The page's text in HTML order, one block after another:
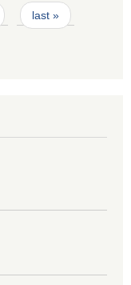
last »